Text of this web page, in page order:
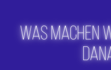
WAS MACHEN